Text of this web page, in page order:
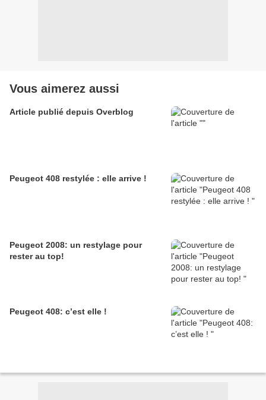
Vous aimerez aussi
Article publié depuis Overblog
Peugeot 408 restylée : elle arrive !
Peugeot 2008: un restylage pour
rester au top!
Peugeot 408: c’est elle !